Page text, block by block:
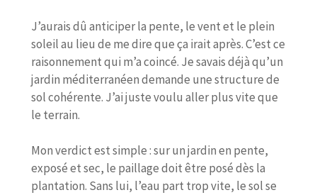
J’aurais dû anticiper la pente, le vent et le plein
soleil au lieu de me dire que ça irait après. C’est ce
raisonnement qui m’a coincé. Je savais déjà qu’un
jardin méditerranéen demande une structure de
sol cohérente. J’ai juste voulu aller plus vite que
le terrain.
Mon verdict est simple : sur un jardin en pente,
exposé et sec, le paillage doit être posé dès la
plantation. Sans lui, l’eau part trop vite, le sol se